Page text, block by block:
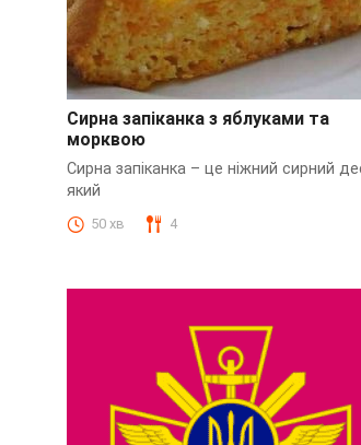
Сирна
Сирна запіканка з яблуками та
морквою
Сирна запіканка – це ніжний сирний
який
50 хв 4